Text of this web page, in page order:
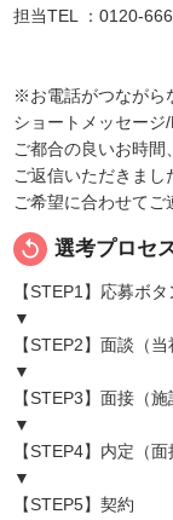
担当TEL ：0120-
※お電話がつながら
ショートメッセージ
ご都合の良いお時間
ご返信いただきまし
ご希望に合わせてご
replay 選考プロセ
【STEP1】応募ボ
▼
【STEP2】面談（当
▼
【STEP3】面接（施
▼
【STEP4】内定（面
▼
【STEP5】契約